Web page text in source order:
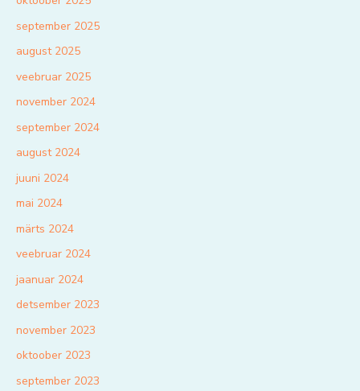
september 2025
august 2025
veebruar 2025
november 2024
september 2024
august 2024
juuni 2024
mai 2024
märts 2024
veebruar 2024
jaanuar 2024
detsember 2023
november 2023
oktoober 2023
september 2023